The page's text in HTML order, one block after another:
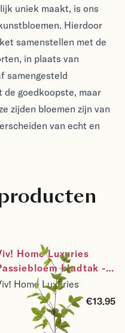
uniek maakt, is ons
Hierdoor
samenstellen met de
in plaats van
samengesteld
goedkoopste, maar
zijden bloemen zijn van
van echt en
Home Luxuries
bladtak -
bloem - groen -
Home Luxuries
€13.95